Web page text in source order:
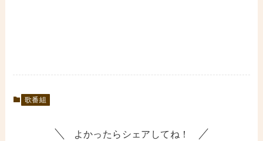
歌番組
よかったらシェアしてね！